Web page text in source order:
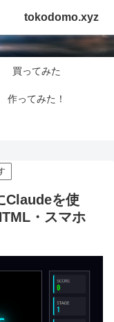
買ってみた
作ってみた！
Claudeを使
・スマホ
tokodomo.xyz